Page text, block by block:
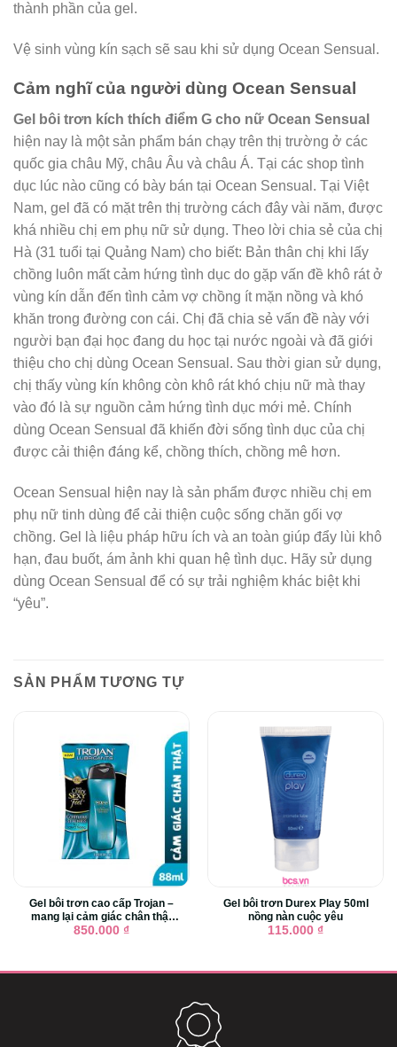
thành phần của gel.
Vệ sinh vùng kín sạch sẽ sau khi sử dụng Ocean Sensual.
Cảm nghĩ của người dùng Ocean Sensual
Gel bôi trơn kích thích điểm G cho nữ Ocean Sensual
hiện nay là một sản phẩm bán chạy trên thị trường ở các
quốc gia châu Mỹ, châu Âu và châu Á. Tại các shop tình
dục lúc nào cũng có bày bán tại Ocean Sensual. Tại Việt
Nam, gel đã có mặt trên thị trường cách đây vài năm, được
khá nhiều chị em phụ nữ sử dụng. Theo lời chia sẻ của chị
Hà (31 tuổi tại Quảng Nam) cho biết: Bản thân chị khi lấy
chồng luôn mất cảm hứng tình dục do gặp vấn đề khô rát ở
vùng kín dẫn đến tình cảm vợ chồng ít mặn nồng và khó
khăn trong đường con cái. Chị đã chia sẻ vấn đề này với
người bạn đại học đang du học tại nước ngoài và đã giới
thiệu cho chị dùng Ocean Sensual. Sau thời gian sử dụng,
chị thấy vùng kín không còn khô rát khó chịu nữ mà thay
vào đó là sự nguồn cảm hứng tình dục mới mẻ. Chính
dùng Ocean Sensual đã khiến đời sống tình dục của chị
được cải thiện đáng kể, chồng thích, chồng mê hơn.
Ocean Sensual hiện nay là sản phẩm được nhiều chị em
phụ nữ tinh dùng để cải thiện cuộc sống chăn gối vợ
chồng. Gel là liệu pháp hữu ích và an toàn giúp đẩy lùi khô
hạn, đau buốt, ám ảnh khi quan hệ tình dục. Hãy sử dụng
dùng Ocean Sensual để có sự trải nghiệm khác biệt khi
“yêu”.
SẢN PHẨM TƯƠNG TỰ
Gel bôi trơn cao cấp Trojan –
mang lại cảm giác chân thật
cho tình yêu
850.000 ₫
Gel bôi trơn Durex Play 50ml
nồng nàn cuộc yêu
115.000 ₫